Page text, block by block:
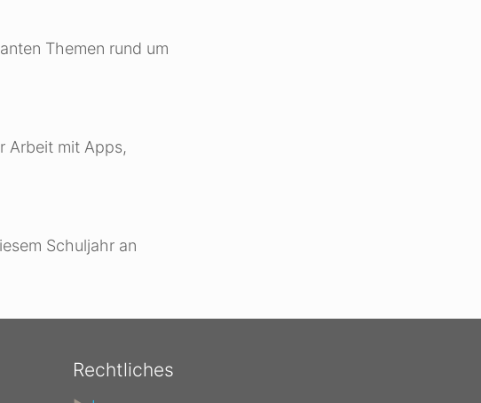
Themen rund um
Arbeit mit Apps,
Schuljahr an
Rechtliches